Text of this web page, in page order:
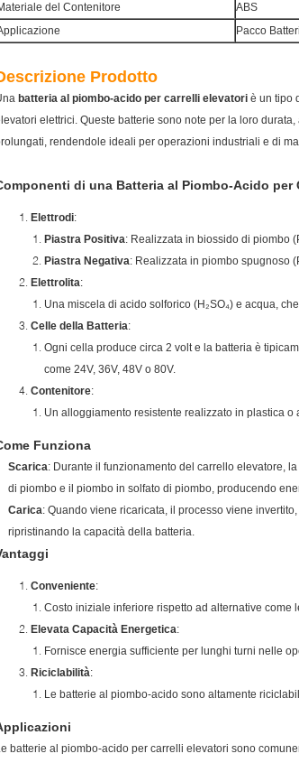
del Contenitore
ABS
Pacco
Prodotto
batteria al piombo-acido per carrelli elevatori è un tipo
elettrici. Queste batterie sono note per la loro
rendendole ideali per operazioni industriali e di
di una Batteria al Piombo-Acido per
Elettrodi:
Piastra Positiva: Realizzata in biossido di piombo
Piastra Negativa: Realizzata in piombo spugnoso
Elettrolita:
Una miscela di acido solforico (H₂SO₄) e acqua,
Celle della Batteria:
Ogni cella produce circa 2 volt e la batteria è
come 24V, 36V, 48V o 80V.
Contenitore:
Un alloggiamento resistente realizzato in plastica
Funziona
Scarica: Durante il funzionamento del carrello elevatore,
di piombo e il piombo in solfato di piombo, producendo
Carica: Quando viene ricaricata, il processo viene
ripristinando la capacità della batteria.
Conveniente:
Costo iniziale inferiore rispetto ad alternative come
Elevata Capacità Energetica:
Fornisce energia sufficiente per lunghi turni nelle
Riciclabilità:
Le batterie al piombo-acido sono altamente
batterie al piombo-acido per carrelli elevatori sono